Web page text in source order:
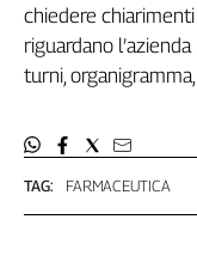
Nidil
Slc
Spi
Caaf
Speciali
TAG: FARMACEUTICA
chiedere
riguardano
turni,